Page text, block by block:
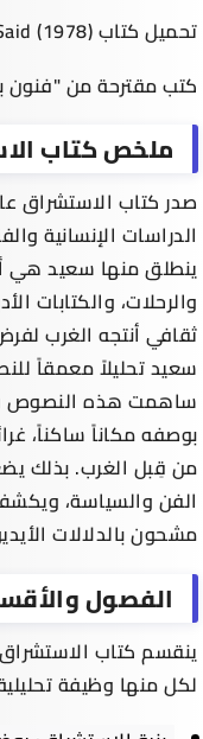
تحميل كتاب Orientalism – Edward W. Said (1978)
كتب مقترحة من "فنون
ملخص كتاب
الدراسات الإنسانية
ينطلق منها سعيد هي
والرحلات، والكتابات
ثقافي أنتجه الغرب
سعيد تحليلاً معمقاً
ساهمت هذه النصوص
بوصفه مكاناً ساكناً،
من قِبل الغرب. بذلك
الفن والسياسة،
مشحون بالدلالات
الفصول
ينقسم كتاب الاستشراق
لكل منها وظيفة